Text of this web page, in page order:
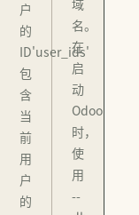
户
的
ID'user_ids'
包
含
当
前
用
户
的
域
名。
在
启
动
Odoo
时，
使
用
--